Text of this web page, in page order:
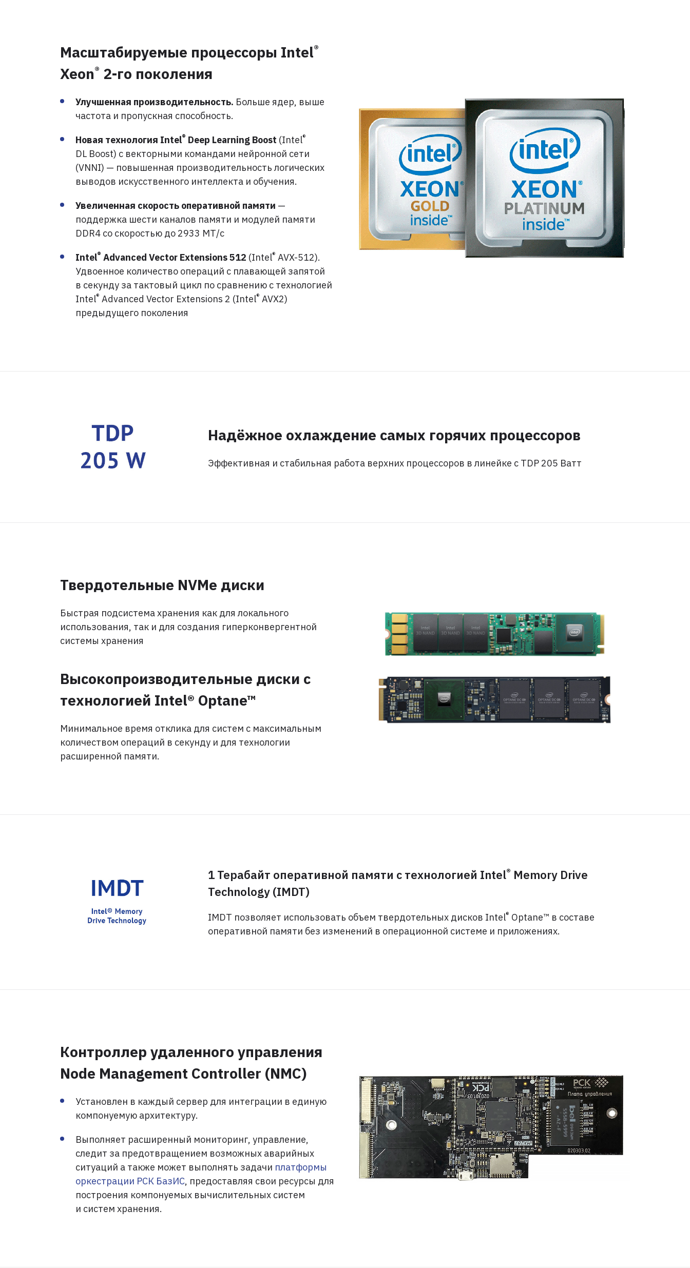
Масштабируемые процессоры Intel®
Xeon® 2-го поколения
Улучшенная производительность. Больше ядер, выше
частота и пропускная способность.
Новая технология Intel® Deep Learning Boost (Intel®
DL Boost) с векторными командами нейронной сети
(VNNI) — повышенная производительность логических
выводов искусственного интеллекта и обучения.
Увеличенная скорость оперативной памяти —
поддержка шести каналов памяти и модулей памяти
DDR4 со скоростью до 2933 МТ/с
Intel® Advanced Vector Extensions 512 (Intel® AVX-512).
Удвоенное количество операций с плавающей запятой
в секунду за тактовый цикл по сравнению с технологией
Intel® Advanced Vector Extensions 2 (Intel® AVX2)
предыдущего поколения
Надёжное охлаждение самых горячих процессоров
Эффективная и стабильная работа верхних процессоров в линейке с TDP 205 Ватт
Твердотельные NVMe диски
Быстрая подсистема хранения как для локального
использования, так и для создания гиперконвергентной
системы хранения
Высокопроизводительные диски с
технологией Intel® Optane™
Минимальное время отклика для систем с максимальным
количеством операций в секунду и для технологии
расширенной памяти.
1 Терабайт оперативной памяти с технологией Intel® Memory Drive
Technology (IMDT)
IMDT позволяет использовать объем твердотельных дисков Intel® Optane™ в составе
оперативной памяти без изменений в операционной системе и приложениях.
Контроллер удаленного управления
Node Management Controller (NMC)
Установлен в каждый сервер для интеграции в единую
компонуемую архитектуру.
Выполняет расширенный мониторинг, управление,
следит за предотвращением возможных аварийных
ситуаций а также может выполнять задачи платформы
оркестрации РСК БазИС, предоставляя свои ресурсы для
построения компонуемых вычислительных систем
и систем хранения.